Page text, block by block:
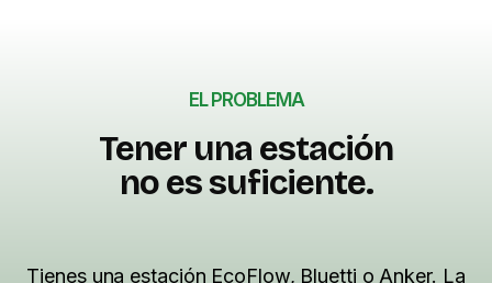
EL PROBLEMA
Tener una estación
no es suficiente.
Tienes una estación EcoFlow, Bluetti o Anker. La